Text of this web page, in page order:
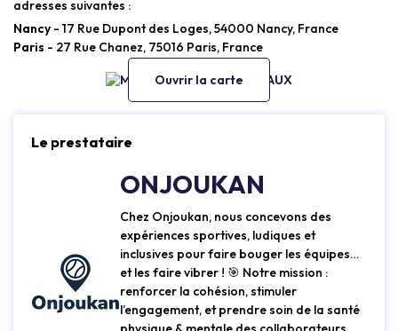
adresses suivantes :
Nancy - 17 Rue Dupont des Loges, 54000 Nancy, France
Paris - 27 Rue Chanez, 75016 Paris, France
Ouvrir la carte
Le prestataire
ONJOUKAN
Chez Onjoukan, nous concevons des
expériences sportives, ludiques et
inclusives pour faire bouger les équipes…
et les faire vibrer ! 🎯 Notre mission :
renforcer la cohésion, stimuler
l’engagement, et prendre soin de la santé